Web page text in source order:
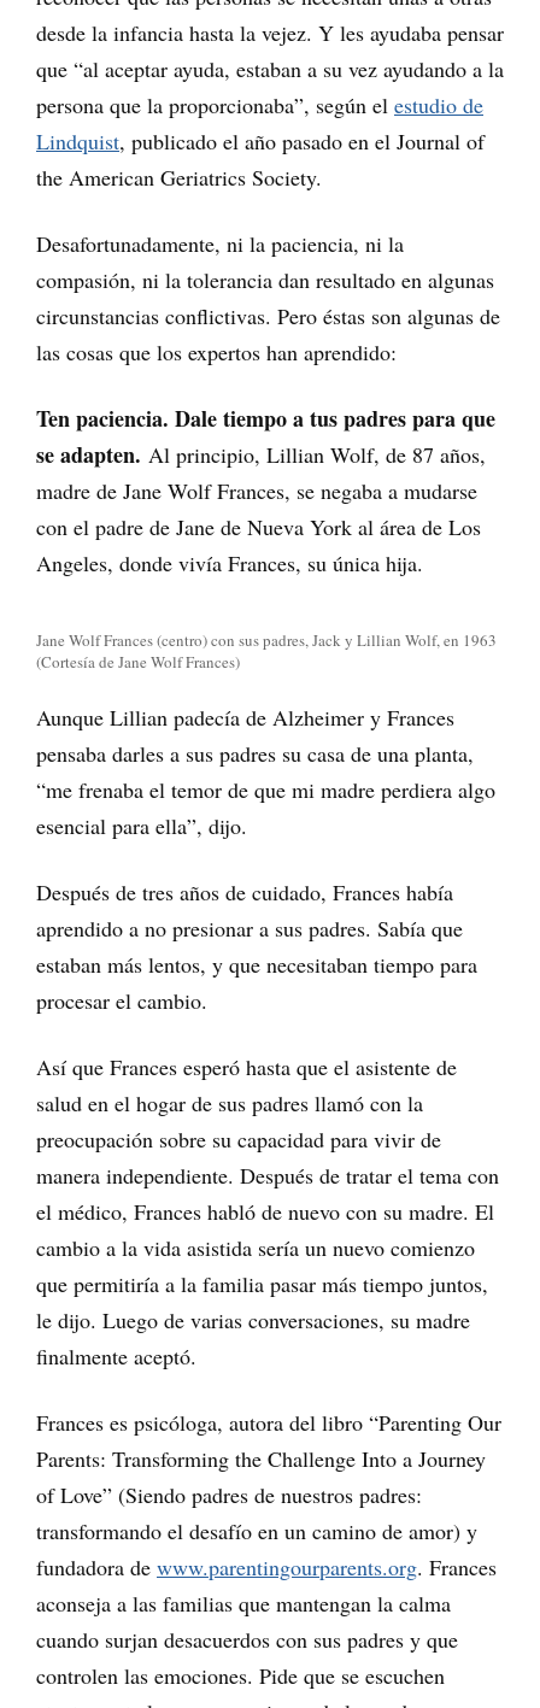
desde la infancia hasta la vejez. Y les ayudaba pensar
que “al aceptar ayuda, estaban a su vez ayudando a la
persona que la proporcionaba”, según el estudio de
Lindquist, publicado el año pasado en el Journal of
the American Geriatrics Society.
Desafortunadamente, ni la paciencia, ni la
compasión, ni la tolerancia dan resultado en algunas
circunstancias conflictivas. Pero éstas son algunas de
las cosas que los expertos han aprendido:
Ten paciencia. Dale tiempo a tus padres para que
se adapten. Al principio, Lillian Wolf, de 87 años,
madre de Jane Wolf Frances, se negaba a mudarse
con el padre de Jane de Nueva York al área de Los
Angeles, donde vivía Frances, su única hija.
Jane Wolf Frances (centro) con sus padres, Jack y Lillian Wolf, en 1963
(Cortesía de Jane Wolf Frances)
Aunque Lillian padecía de Alzheimer y Frances
pensaba darles a sus padres su casa de una planta,
“me frenaba el temor de que mi madre perdiera algo
esencial para ella”, dijo.
Después de tres años de cuidado, Frances había
aprendido a no presionar a sus padres. Sabía que
estaban más lentos, y que necesitaban tiempo para
procesar el cambio.
Así que Frances esperó hasta que el asistente de
salud en el hogar de sus padres llamó con la
preocupación sobre su capacidad para vivir de
manera independiente. Después de tratar el tema con
el médico, Frances habló de nuevo con su madre. El
cambio a la vida asistida sería un nuevo comienzo
que permitiría a la familia pasar más tiempo juntos,
le dijo. Luego de varias conversaciones, su madre
finalmente aceptó.
Frances es psicóloga, autora del libro “Parenting Our
Parents: Transforming the Challenge Into a Journey
of Love” (Siendo padres de nuestros padres:
transformando el desafío en un camino de amor) y
fundadora de www.parentingourparents.org. Frances
aconseja a las familias que mantengan la calma
cuando surjan desacuerdos con sus padres y que
controlen las emociones. Pide que se escuchen